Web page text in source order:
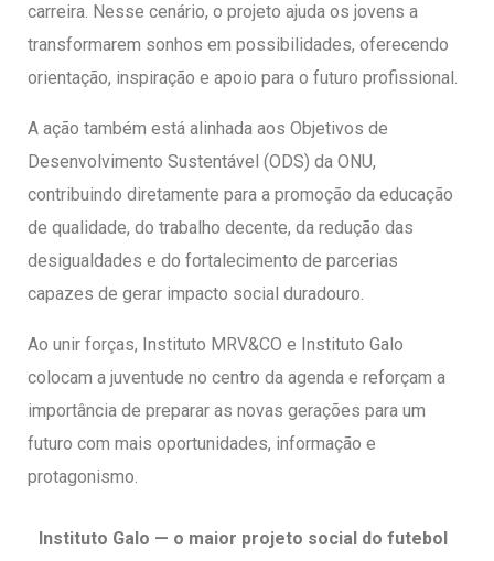
carreira. Nesse cenário, o projeto ajuda os jovens a
transformarem sonhos em possibilidades, oferecendo
orientação, inspiração e apoio para o futuro profissional.
A ação também está alinhada aos Objetivos de
Desenvolvimento Sustentável (ODS) da ONU,
contribuindo diretamente para a promoção da educação
de qualidade, do trabalho decente, da redução das
desigualdades e do fortalecimento de parcerias
capazes de gerar impacto social duradouro.
Ao unir forças, Instituto MRV&CO e Instituto Galo
colocam a juventude no centro da agenda e reforçam a
importância de preparar as novas gerações para um
futuro com mais oportunidades, informação e
protagonismo.
Instituto Galo — o maior projeto social do futebol